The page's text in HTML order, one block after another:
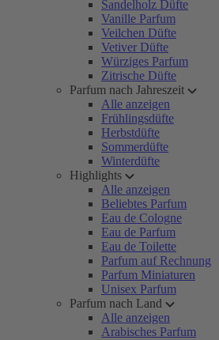
Sandelholz Düfte
Vanille Parfum
Veilchen Düfte
Vetiver Düfte
Würziges Parfum
Zitrische Düfte
Parfum nach Jahreszeit
Alle anzeigen
Frühlingsdüfte
Herbstdüfte
Sommerdüfte
Winterdüfte
Highlights
Alle anzeigen
Beliebtes Parfum
Eau de Cologne
Eau de Parfum
Eau de Toilette
Parfum auf Rechnung
Parfum Miniaturen
Unisex Parfum
Parfum nach Land
Alle anzeigen
Arabisches Parfum